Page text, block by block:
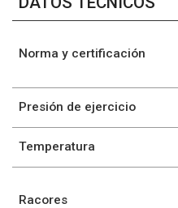
Norma y certificación
Presión de ejercicio
Temperatura
Racores